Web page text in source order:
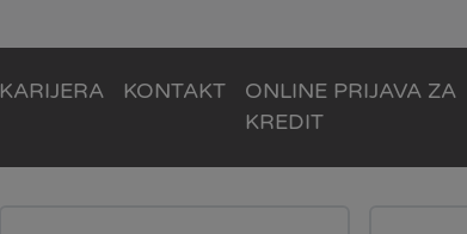
KARIJERA KONTAKT
ONLINE PRIJAVA ZA
KREDIT